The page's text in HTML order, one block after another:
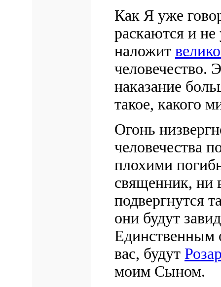
Как Я уже
раскаются и
наложит
человечество.
наказание
такое, какого
Огонь
человечества
плохими
священник,
подвергнутся
они будут
Единственным
вас, будут
моим Сыном.